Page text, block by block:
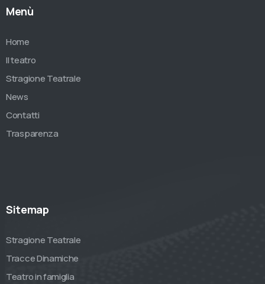
Menù
Home
Il teatro
Stragione Teatrale
News
Contatti
Trasparenza
Sitemap
Stragione Teatrale
Tracce Dinamiche
Teatro in famiglia